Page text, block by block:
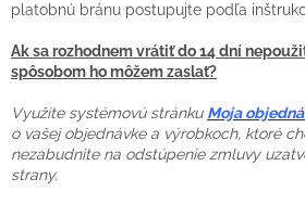
platobnú bránu postupujte podľa
Ak sa rozhodnem vrátiť do 14 dní
spôsobom ho môžem zaslať?
Využite systémovú stránku Moja
o vašej objednávke a výrobkoch, ktoré
nezabudnite na odstúpenie zmluvy
strany.